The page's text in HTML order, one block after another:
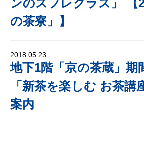
ンのスフレグラス」 【
の茶寮」】
2018.05.23
地下1階「京の茶蔵」期
「新茶を楽しむ お茶講
案内